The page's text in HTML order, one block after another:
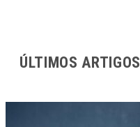
ÚLTIMOS ARTIGOS